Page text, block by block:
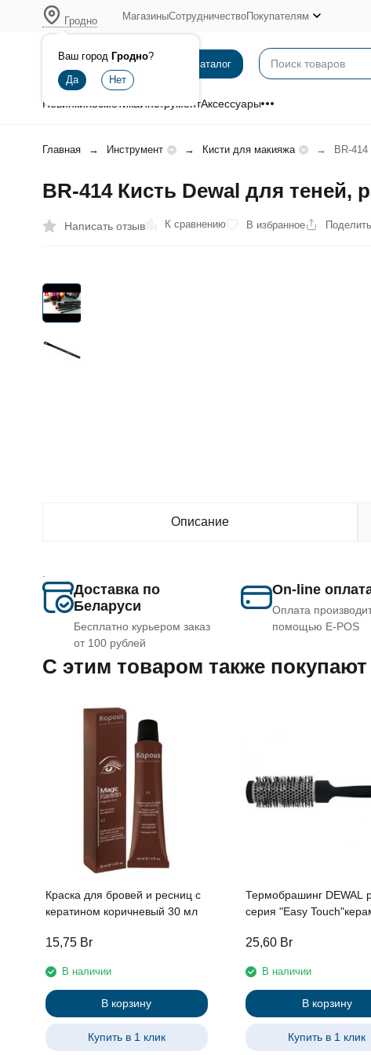
Гродно
Ваш город Гродно?
МагазиныСотрудничествоПокупателям
Каталог
НовинкиКосметикаИнструментАксессуары
Главная Инструмент Кисти для макияжа BR-
BR-414 Кисть Dewal для теней,
Написать отзыв К сравнению В избранное
Описание
Доставка по
Беларуси
Бесплатно курьером заказ
от 100 рублей
On-line
Оплата
помощью E-POS
C этим товаром также покупают
Краска для бровей и ресниц с
кератином коричневый 30 мл
15,75 Br
В наличии
В корзину
Купить в 1 клик
Термобрашинг DEWAL
серия "Easy
хвостиком d 31/45 мм
25,60 Br
В наличии
В корзину
Купить в 1 клик